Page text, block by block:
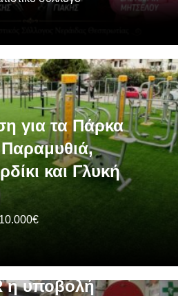
για τα Πάρκα
και Γλυκή
η υποβολή